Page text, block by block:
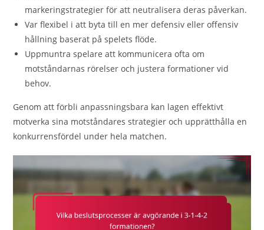
markeringstrategier för att neutralisera deras påverkan.
Var flexibel i att byta till en mer defensiv eller offensiv
hållning baserat på spelets flöde.
Uppmuntra spelare att kommunicera ofta om
motståndarnas rörelser och justera formationer vid
behov.
Genom att förbli anpassningsbara kan lagen effektivt
motverka sina motståndares strategier och upprätthålla en
konkurrensfördel under hela matchen.